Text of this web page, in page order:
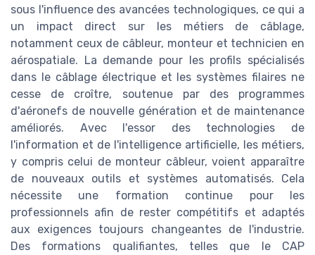
sous l'influence des avancées technologiques, ce qui a
un impact direct sur les métiers de câblage,
notamment ceux de câbleur, monteur et technicien en
aérospatiale. La demande pour les profils spécialisés
dans le câblage électrique et les systèmes filaires ne
cesse de croître, soutenue par des programmes
d'aéronefs de nouvelle génération et de maintenance
améliorés. Avec l'essor des technologies de
l'information et de l'intelligence artificielle, les métiers,
y compris celui de monteur câbleur, voient apparaître
de nouveaux outils et systèmes automatisés. Cela
nécessite une formation continue pour les
professionnels afin de rester compétitifs et adaptés
aux exigences toujours changeantes de l'industrie.
Des formations qualifiantes, telles que le CAP